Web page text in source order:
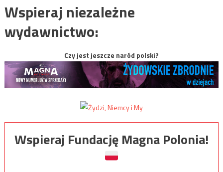
Wspieraj niezależne
wydawnictwo:
Czy jest jeszcze naród polski?
Wspieraj Fundację Magna Polonia!